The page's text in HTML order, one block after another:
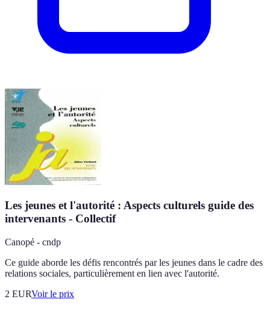
Les jeunes et l'autorité : Aspects culturels guide des
intervenants - Collectif
Canopé - cndp
Ce guide aborde les défis rencontrés par les jeunes dans le cadre des
relations sociales, particulièrement en lien avec l'autorité.
2 EURVoir le prix